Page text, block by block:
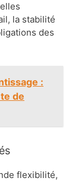
la stabilité
des
:
de
flexibilité,